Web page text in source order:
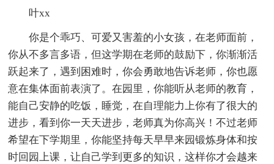
叶xx
你是个乖巧、可爱又害羞的小女孩，在老师面前，
你从不多言多语，但这学期在老师的鼓励下，你渐渐活
跃起来了，遇到困难时，你会勇敢地告诉老师，你也愿
意在集体面前表演了。在园里，你能听从老师的教育，
能自己安静的吃饭，睡觉，在自理能力上你有了很大的
进步，看到你一天天进步，老师真为你高兴！不过老师
希望在下学期里，你能坚持每天早早来园锻炼身体和按
时回园上课，让自己学到更多的知识，这样你才会越来